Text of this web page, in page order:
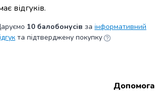
відгуків.
10 балобонусів за інформативний
та підтверджену покупку
Допомога